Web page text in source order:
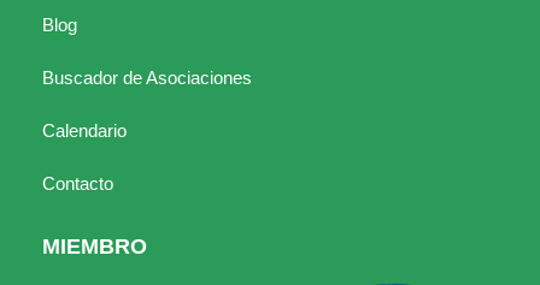
Blog
Buscador de Asociaciones
Calendario
Contacto
MIEMBRO